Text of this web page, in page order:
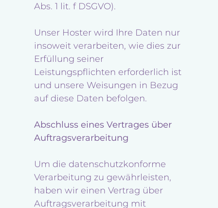
Abs. 1 lit. f DSGVO).
Unser Hoster wird Ihre Daten nur
insoweit verarbeiten, wie dies zur
Erfüllung seiner
Leistungspflichten erforderlich ist
und unsere Weisungen in Bezug
auf diese Daten befolgen.
Abschluss eines Vertrages über
Auftragsverarbeitung
Um die datenschutzkonforme
Verarbeitung zu gewährleisten,
haben wir einen Vertrag über
Auftragsverarbeitung mit